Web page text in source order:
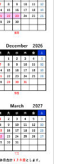
提供しませ
供する場合
おいて個人
場合
って個人情
収集モジュ
の委託を受
対して協力
意を得るこ